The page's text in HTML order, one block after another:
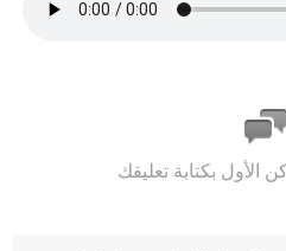
الأول بكتابة تعليقك